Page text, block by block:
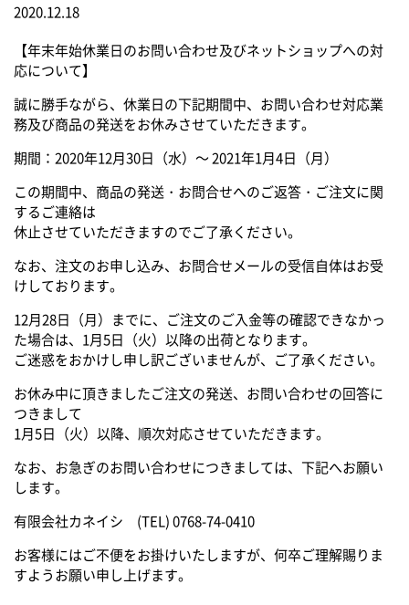
2020.12.18
【年末年始休業日のお問い合わせ及びネットショップへの対
応について】
誠に勝手ながら、休業日の下記期間中、お問い合わせ対応業
務及び商品の発送をお休みさせていただきます。
期間：2020年12月30日（水）～ 2021年1月4日（月）
この期間中、商品の発送・お問合せへのご返答・ご注文に関
するご連絡は
休止させていただきますのでご了承ください。
なお、注文のお申し込み、お問合せメールの受信自体はお受
けしております。
12月28日（月）までに、ご注文のご入金等の確認できなかっ
た場合は、1月5日（火）以降の出荷となります。
ご迷惑をおかけし申し訳ございませんが、ご了承ください。
お休み中に頂きましたご注文の発送、お問い合わせの回答に
つきまして
1月5日（火）以降、順次対応させていただきます。
なお、お急ぎのお問い合わせにつきましては、下記へお願い
します。
有限会社カネイシ (TEL) 0768-74-0410
お客様にはご不便をお掛けいたしますが、何卒ご理解賜りま
すようお願い申し上げます。